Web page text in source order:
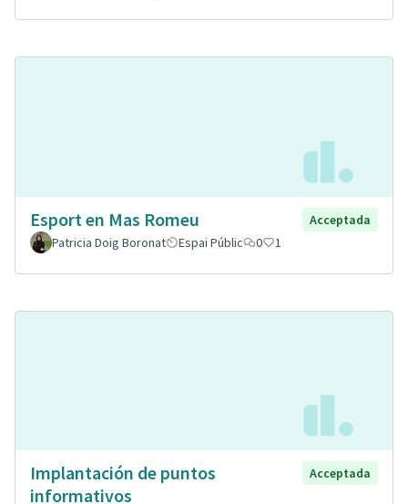
Esport en Mas Romeu
Acceptada
Patricia Doig Boronat
Espai Públic 0 1
Implantación de puntos
informativos
Acceptada